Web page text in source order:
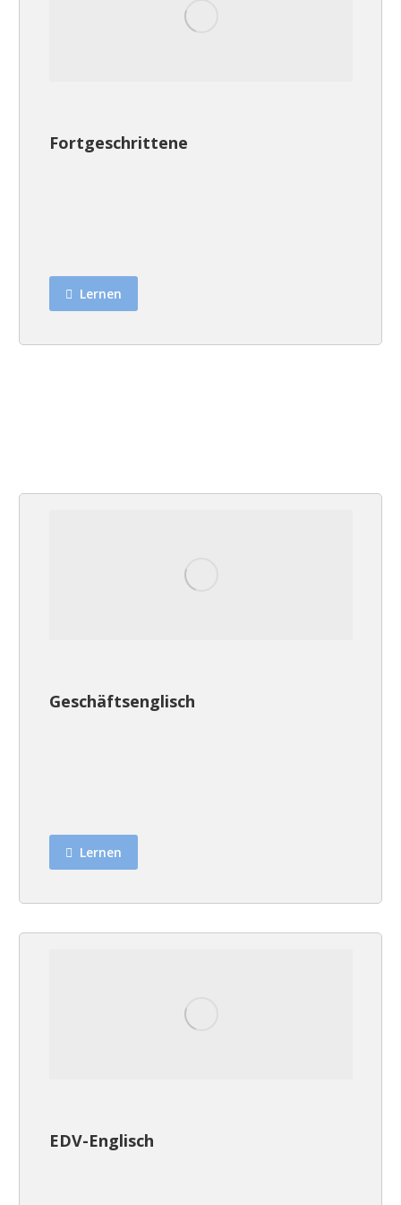
Fortgeschrittene
Lernen
Geschäftsenglisch
Lernen
EDV-Englisch